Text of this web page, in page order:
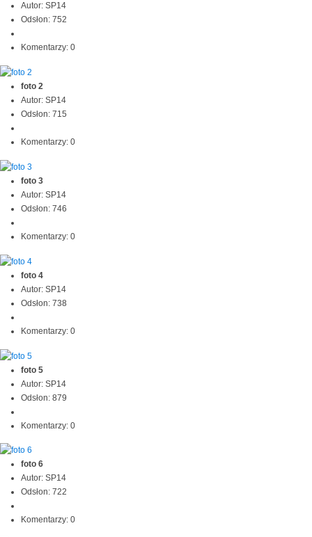
Autor: SP14
Odsłon: 752
Komentarzy: 0
foto 2
Autor: SP14
Odsłon: 715
Komentarzy: 0
foto 3
Autor: SP14
Odsłon: 746
Komentarzy: 0
foto 4
Autor: SP14
Odsłon: 738
Komentarzy: 0
foto 5
Autor: SP14
Odsłon: 879
Komentarzy: 0
foto 6
Autor: SP14
Odsłon: 722
Komentarzy: 0